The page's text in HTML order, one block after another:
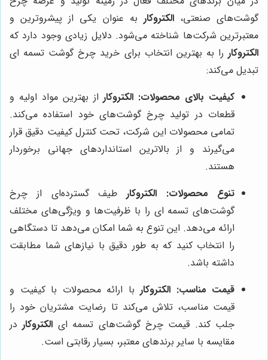
گوشت‌های صنعتی،الکتروکار به عنوان یکی از پیشروترین و
معتبرترین شرکت‌ها شناخته می‌شود. دلایل زیادی وجود دارد که
الکتروکار را به بهترین انتخاب برای خرید چرخ گوشت تسمه ای
تبدیل می‌کند:
کیفیت بالای محصولات: الکتروکار از بهترین مواد اولیه و
قطعات در تولید چرخ گوشت‌های خود استفاده می‌کند.
تمامی محصولات این شرکت، تحت کنترل کیفیت دقیق قرار
می‌گیرند و از بالاترین استانداردهای جهانی برخوردار
هستند.
تنوع محصولات:
الکتروکار طیف گسترده‌ای از چرخ
گوشت‌های تسمه ای را با ظرفیت‌ها و ویژگی‌های مختلف
ارائه می‌دهد. این تنوع به شما امکان می‌دهد تا دستگاهی
را انتخاب کنید که به طور دقیق با نیازهای شما مطابقت
داشته باشد.
قیمت مناسب: الکتروکار با ارائه محصولات با کیفیت و
قیمت مناسب، تلاش می‌کند تا رضایت مشتریان خود را
جلب کند. قیمت چرخ گوشت‌های تسمه ای الکتروکار در
مقایسه با سایر برندهای معتبر، بسیار رقابتی است.